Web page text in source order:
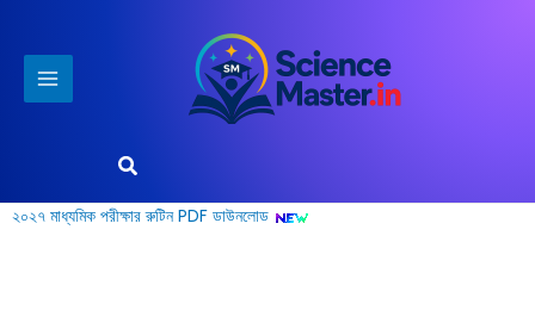
content
Search
২০২৭ মাধ্যমিক পরীক্ষার রুটিন PDF ডাউনলোড